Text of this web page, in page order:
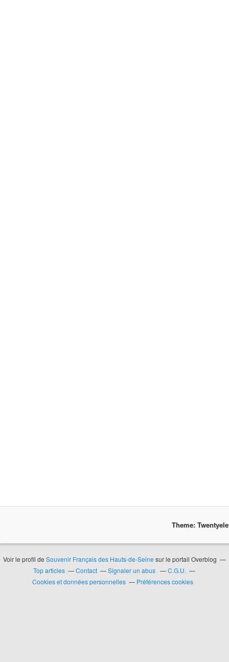
Theme:
Voir le profil de Souvenir Français des Hauts-de-Seine sur le portail Overblog
Top articles
Contact Signaler un abus
C.G.U.
Cookies et données personnelles
Préférences cookies